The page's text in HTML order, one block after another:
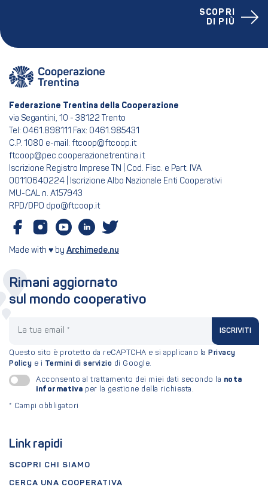
SCOPRI
DI PIÙ
Federazione Trentina della Cooperazione
via Segantini, 10 - 38122 Trento
Tel: 0461.898111 Fax: 0461.985431
C.P. 1080 e-mail: ftcoop@ftcoop.it
ftcoop@pec.cooperazionetrentina.it
Iscrizione Registro Imprese TN | Cod. Fisc. e Part. IVA
00110640224 | Iscrizione Albo Nazionale Enti Cooperativi
MU-CAL n. A157943
RPD/DPO dpo@ftcoop.it
Made with ♥ by Archimede.nu
Link rapidi
SCOPRI CHI SIAMO
CERCA UNA COOPERATIVA
Rimani aggiornato
sul mondo cooperativo
ISCRIVITI
Questo sito è protetto da reCAPTCHA e si applicano la Privacy
Policy e i Termini di servizio di Google.
Acconsento al trattamento dei miei dati secondo la nota
informativa per la gestione della richiesta.
* Campi obbligatori